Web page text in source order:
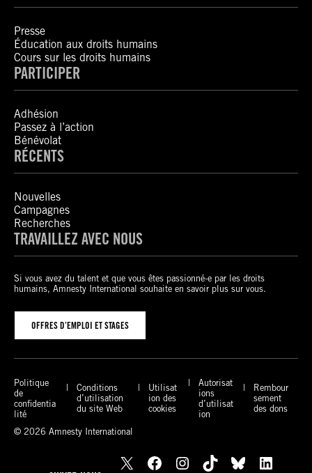
Presse
Éducation aux droits humains
Cours sur les droits humains
PARTICIPER
Adhésion
Passez à l’action
Bénévolat
RÉCENTS
Nouvelles
Campagnes
Recherches
TRAVAILLEZ AVEC NOUS
Si vous avez du talent et que vous êtes passionné-e par les droits
humains, Amnesty International souhaite en savoir plus sur vous.
OFFRES D’EMPLOI ET STAGES
Politique
de
confidentia
lité
Conditions
d’utilisation
du site Web
Utilisat
ion des
cookies
Autorisat
ions
d’utilisat
ion
Rembour
sement
des dons
© 2026 Amnesty International
X Facebook Instagram TikTok Bluesky LinkedIn